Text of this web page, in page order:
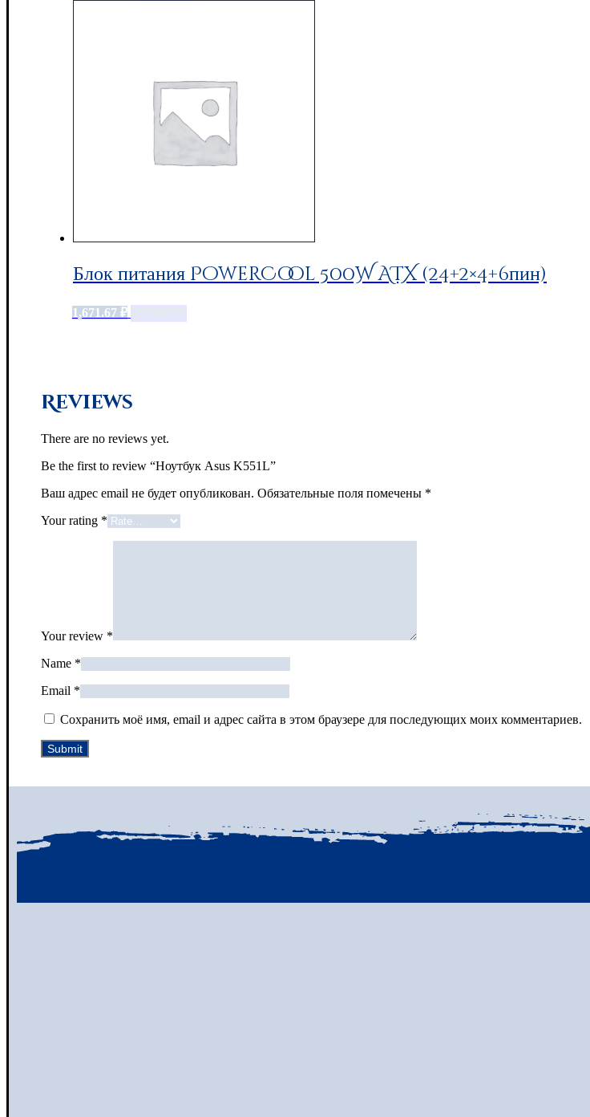
Блок питания PowerCool 500W ATX (24+2×4+6пин)
1,671.67 ₽
Reviews
There are no reviews yet.
Be the first to review “Ноутбук Asus K551L”
Ваш адрес email не будет опубликован. Обязательные поля помечены *
Your rating *
Your review *
Name *
Email *
Сохранить моё имя, email и адрес сайта в этом браузере для последующих моих комментариев.